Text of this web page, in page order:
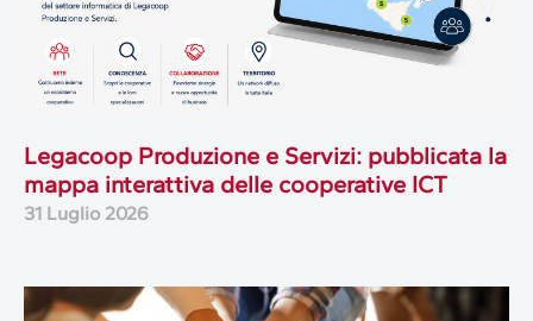
Legacoop Produzione e Servizi: pubblicata la
mappa interattiva delle cooperative ICT
31 Luglio 2026